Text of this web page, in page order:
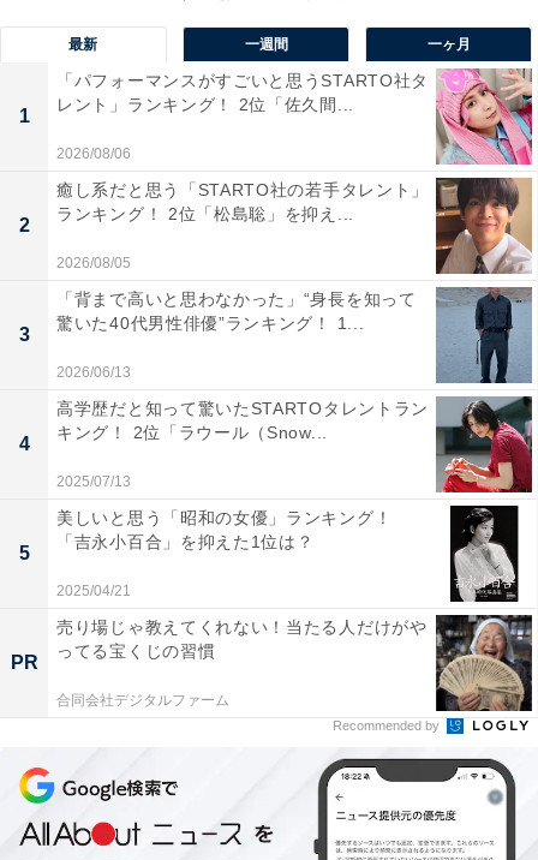
1位：東京大学
1位に選ばれたのは、文京区、目黒区などにキャンパス
を置く東京大学でした。
「世界的視野をもった市民的エリート」の育成を教育理
念とし、独自のカリキュラムを設定している東京大学。
1、2年生で教養教育（リベラル・アーツ教育）を受け、
基礎的な知識と学術的な方法を身に付けた後、3年生か
ら学部に分かれて専門的な研究を行います。
近年は起業に関する講義の開講や、法務、経営に関する
相談窓口の設置など、学生の起業支援に力を入れている
のも特徴。“東大発”のベンチャー企業は2022年度までに
アンケートでは「まじめで文武両道な学生が多いイメー
ジがあるので（20代女性／東京都）」「自分の人生も充
最新 一週間 一ヶ月
1
「パフォーマンスがすごいと思うSTARTO社タ
レント」ランキング！ 2位「佐久間...
2026/08/06
2
癒し系だと思う「STARTO社の若手タレント」
ランキング！ 2位「松島聡」を抑え...
2026/08/05
3
「背まで高いと思わなかった」“身長を知って
驚いた40代男性俳優”ランキング！ 1...
2026/06/13
4
高学歴だと知って驚いたSTARTOタレントラン
キング！ 2位「ラウール（Snow...
2025/07/13
5
美しいと思う「昭和の女優」ランキング！
「吉永小百合」を抑えた1位は？
2025/04/21
PR
売り場じゃ教えてくれない！当たる人だけがや
ってる宝くじの習慣
合同会社デジタルファーム
Recommended by